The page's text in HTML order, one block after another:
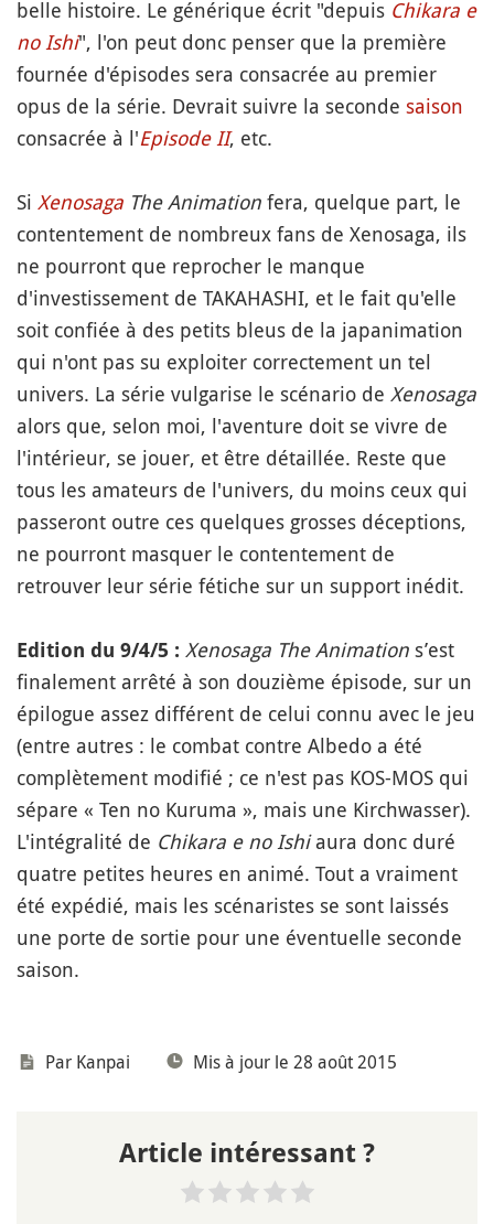
belle histoire. Le générique écrit "depuis Chikara e
no Ishi", l'on peut donc penser que la première
fournée d'épisodes sera consacrée au premier
opus de la série. Devrait suivre la seconde saison
consacrée à l'Episode II, etc.
Si Xenosaga The Animation fera, quelque part, le
contentement de nombreux fans de Xenosaga, ils
ne pourront que reprocher le manque
d'investissement de TAKAHASHI, et le fait qu'elle
soit confiée à des petits bleus de la japanimation
qui n'ont pas su exploiter correctement un tel
univers. La série vulgarise le scénario de Xenosaga
alors que, selon moi, l'aventure doit se vivre de
l'intérieur, se jouer, et être détaillée. Reste que
tous les amateurs de l'univers, du moins ceux qui
passeront outre ces quelques grosses déceptions,
ne pourront masquer le contentement de
retrouver leur série fétiche sur un support inédit.
Edition du 9/4/5 : Xenosaga The Animation s’est
finalement arrêté à son douzième épisode, sur un
épilogue assez différent de celui connu avec le jeu
(entre autres : le combat contre Albedo a été
complètement modifié ; ce n'est pas KOS-MOS qui
sépare « Ten no Kuruma », mais une Kirchwasser).
L'intégralité de Chikara e no Ishiaura donc duré
quatre petites heures en animé. Tout a vraiment
été expédié, mais les scénaristes se sont laissés
une porte de sortie pour une éventuelle seconde
saison.
Par Kanpai Mis à jour le 28 août 2015
Article intéressant ?